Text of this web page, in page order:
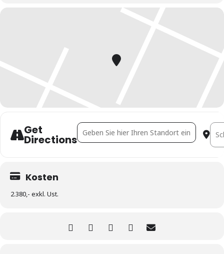
Get
Directions
Address - Lehrgang Immobilien-
Kosten
2.380,- exkl. Ust.